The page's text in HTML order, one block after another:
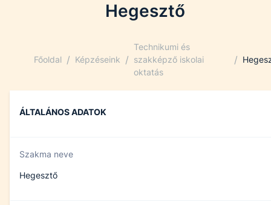
Hegesztő
Főoldal / Képzéseink /
Technikumi és
szakképző iskolai
oktatás
/
ÁLTALÁNOS ADATOK
Szakma neve
Hegesztő